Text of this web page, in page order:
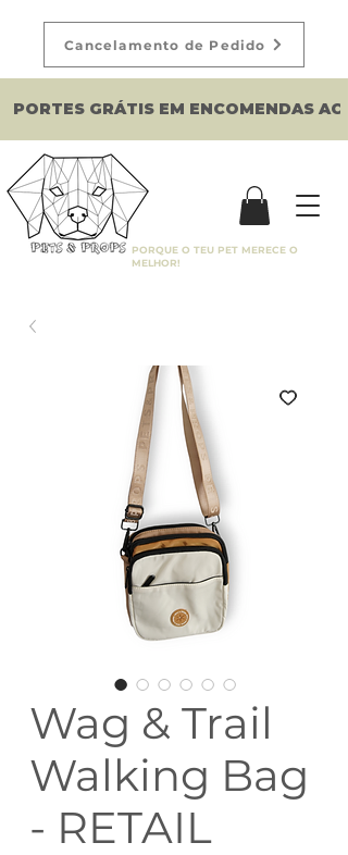
PORQUE O TEU PET MERECE O
MELHOR!
PORTES GRÁTIS EM ENCOMENDAS
Cancelamento de Pedido
Wag & Trail
Walking Bag
- RETAIL